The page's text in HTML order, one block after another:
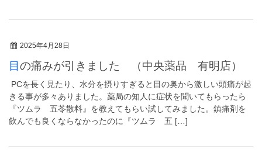
2025年4月28日
目の痛みが引きました （中央薬品 有明店）
PCを長く見たり、水分を摂りすぎると目の奥から激しい頭痛が起
きる事が多々ありました。薬局の知人に症状を聞いてもらったら
『ツムラ 五苓散料』を教えてもらい試してみました。鎮痛剤を
飲んでも良くならなかったのに『ツムラ 五 […]